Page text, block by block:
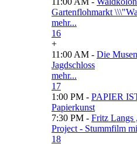
Gartenflohmarkt
mehr...
16
+
11:00 AM - Die
Jagdschloss
mehr...
17
1:00 PM - PAPIER
Papierkunst
7:30 PM - Fritz Langs
Project - Stummfilm
18